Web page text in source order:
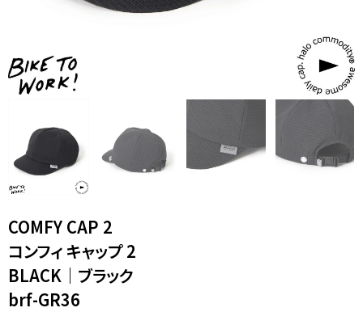
ノートPC｜14インチ相当
¥100,000 -
ニュース
ブランドストーリー
取扱店舗
メンバーシップ
FAQ｜よくある質問
INTERNATIONAL SHIPPING
新規会員登録
ログイン
マイページ
お問い合わせ
特定商取引法に基づく表記
プライバシーポリシー
COMFY CAP 2
コンフィ キャップ 2
BLACK｜ブラック
brf-GR36